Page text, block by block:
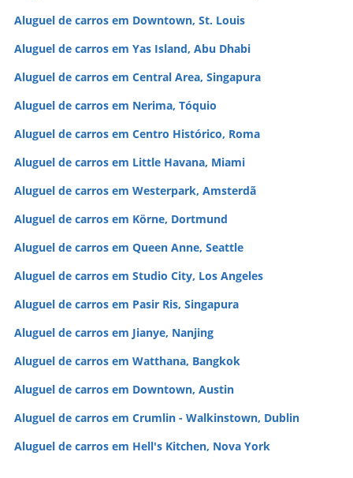
Aluguel de carros em Downtown, St. Louis
Aluguel de carros em Yas Island, Abu Dhabi
Aluguel de carros em Central Area, Singapura
Aluguel de carros em Nerima, Tóquio
Aluguel de carros em Centro Histórico, Roma
Aluguel de carros em Little Havana, Miami
Aluguel de carros em Westerpark, Amsterdã
Aluguel de carros em Körne, Dortmund
Aluguel de carros em Queen Anne, Seattle
Aluguel de carros em Studio City, Los Angeles
Aluguel de carros em Pasir Ris, Singapura
Aluguel de carros em Jianye, Nanjing
Aluguel de carros em Watthana, Bangkok
Aluguel de carros em Downtown, Austin
Aluguel de carros em Crumlin - Walkinstown, Dublin
Aluguel de carros em Hell's Kitchen, Nova York